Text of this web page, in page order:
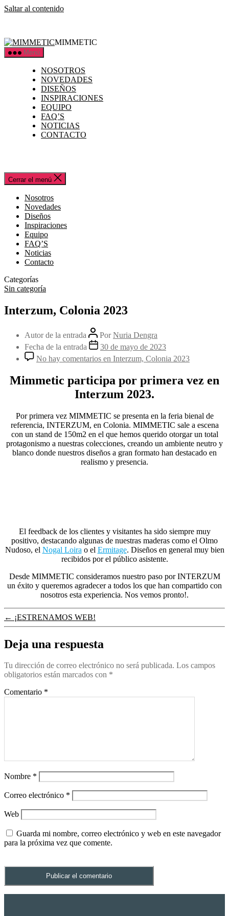
Saltar al contenido
MIMMETIC
Menú
NOSOTROS
NOVEDADES
DISEÑOS
INSPIRACIONES
EQUIPO
FAQ’S
NOTICIAS
CONTACTO
Cerrar el menú
Nosotros
Novedades
Diseños
Inspiraciones
Equipo
FAQ’S
Noticias
Contacto
Categorías
Sin categoría
Interzum, Colonia 2023
Autor de la entrada PorNuria Dengra
Fecha de la entrada
30 de mayo de 2023
No hay comentarios en Interzum, Colonia 2023
Mimmetic participa por primera vez en
Interzum 2023.
Por primera vez MIMMETIC se presenta en la feria bienal de
referencia, INTERZUM, en Colonia. MIMMETIC sale a escena
con un stand de 150m2 en el que hemos querido otorgar un total
protagonismo a nuestras colecciones, creando un ambiente neutro y
blanco donde nuestros diseños a gran formato han destacado en
realismo y presencia.
El feedback de los clientes y visitantes ha sido siempre muy
positivo, destacando algunas de nuestras maderas como el Olmo
Nudoso, el Nogal Loira o el Ermitage. Diseños en general muy bien
recibidos por el público asistente.
Desde MIMMETIC consideramos nuestro paso por INTERZUM
un éxito y queremos agradecer a todos los que han compartido con
nosotros esta experiencia. Nos vemos pronto!.
← ¡ESTRENAMOS WEB!
Deja una respuesta
Tu dirección de correo electrónico no será publicada. Los campos
obligatorios están marcados con *
Comentario *
Nombre *
Correo electrónico *
Web
Guarda mi nombre, correo electrónico y web en este navegador
para la próxima vez que comente.